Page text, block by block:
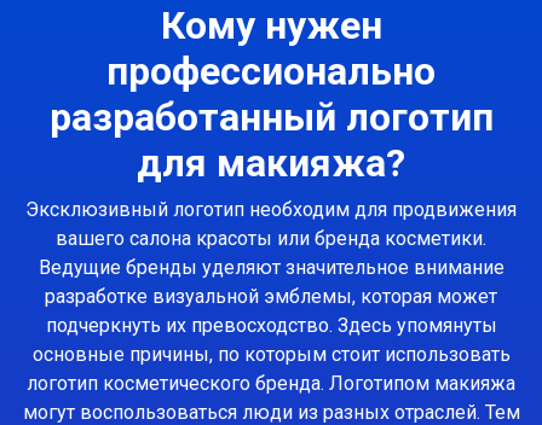
Кому нужен
профессионально
разработанный логотип
для макияжа?
Эксклюзивный логотип необходим для продвижения
вашего салона красоты или бренда косметики.
Ведущие бренды уделяют значительное внимание
разработке визуальной эмблемы, которая может
подчеркнуть их превосходство. Здесь упомянуты
основные причины, по которым стоит использовать
логотип косметического бренда. Логотипом макияжа
могут воспользоваться люди из разных отраслей. Тем